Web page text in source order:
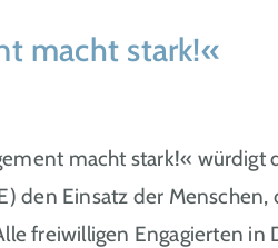
macht stark!«
macht stark!« würdigt
den Einsatz der
freiwilligen Engagierten in